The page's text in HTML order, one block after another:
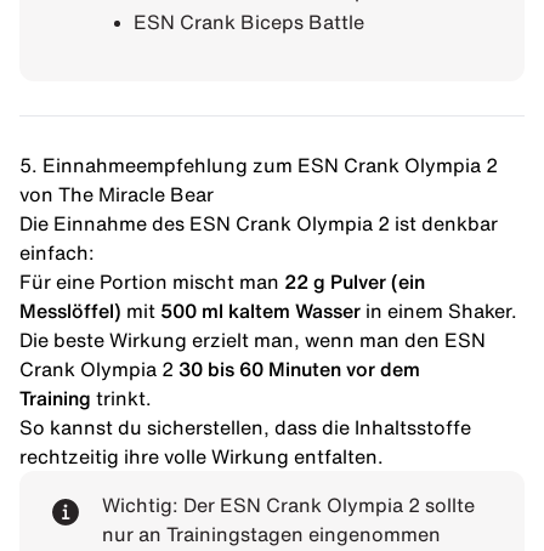
ESN Crank Biceps Battle
5. Einnahmeempfehlung zum ESN Crank Olympia 2
von The Miracle Bear
Die Einnahme des ESN Crank Olympia 2 ist denkbar
einfach:
Für eine Portion mischt man 22 g Pulver (ein
Messlöffel) mit 500 ml kaltem Wasser in einem Shaker.
Die beste Wirkung erzielt man, wenn man den ESN
Crank Olympia 2 30 bis 60 Minuten vor dem
Training trinkt.
So kannst du sicherstellen, dass die Inhaltsstoffe
rechtzeitig ihre volle Wirkung entfalten.
Wichtig: Der ESN Crank Olympia 2 sollte
nur an Trainingstagen eingenommen